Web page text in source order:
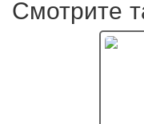
Смотрите